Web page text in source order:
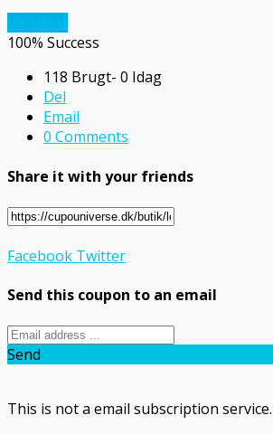
100% Success
118 Brugt- 0 Idag
Del
Email
0 Comments
Share it with your friends
Facebook Twitter
Send this coupon to an email
Send
This is not a email subscription